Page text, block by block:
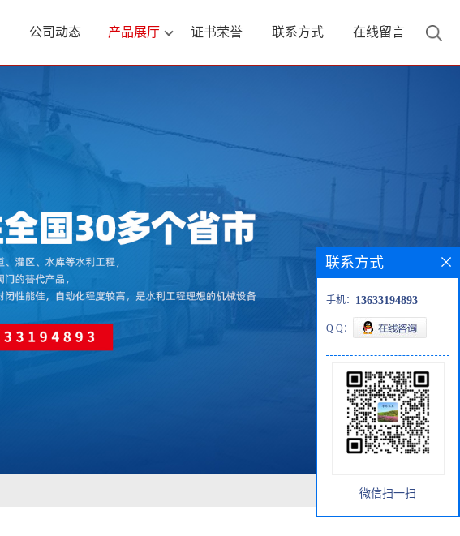
公司动态 产品展厅 证书荣誉 联系方式 在线留言
联系方式
手机： 13633194893
Q Q：
微信扫一扫